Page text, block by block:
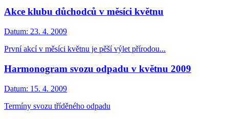
Akce klubu důchodců v měsíci květnu
Datum: 23. 4. 2009
První akcí v měsíci květnu je pěší výlet přírodou...
Harmonogram svozu odpadu v květnu 2009
Datum: 15. 4. 2009
Termíny svozu tříděného odpadu